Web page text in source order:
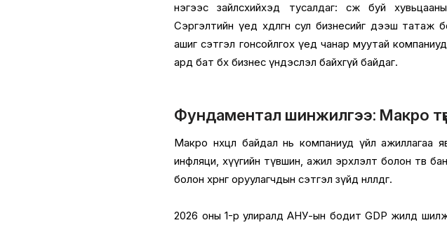
нэгээс зайлсхийхэд тусалдаг: өсөж буй
Сэргэлтийн үед хөдөлгөөн сул бизнесийг дээш татаж
ашиг сэтгэл гонсойлгох үед чанар муутай
ард бат бөх бизнес үндэслэл байхгүй байдаг.
Фундаментал шинжилгээ: Макро
Макро нөхцөл байдал нь компаниуд үйл ажиллагаа
инфляци, хүүгийн түвшин, ажил эрхлэлт болон төв
болон хөрөнгө оруулагчдын сэтгэл зүйд нөлөөлдөг.
2026 оны 1-р улиралд АНУ-ын бодит GDP жилд